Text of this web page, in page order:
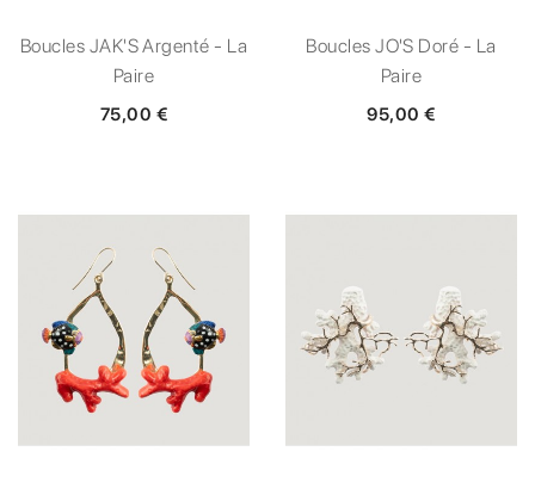
Boucles JAK'S Argenté - La
Paire
75,00 €
Boucles JO'S Doré - La
Paire
95,00 €